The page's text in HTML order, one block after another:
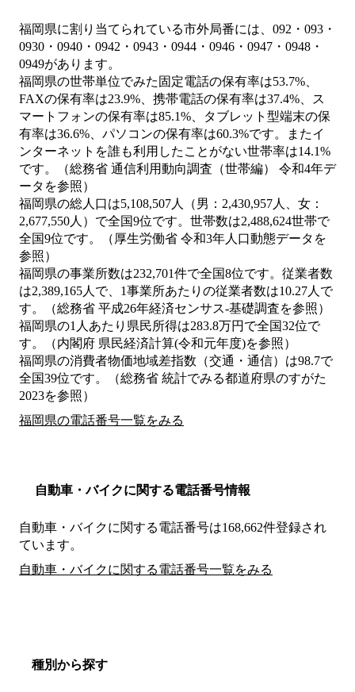
福岡県に割り当てられている市外局番には、092・093・
0930・0940・0942・0943・0944・0946・0947・0948・
0949があります。
福岡県の世帯単位でみた固定電話の保有率は53.7%、
FAXの保有率は23.9%、携帯電話の保有率は37.4%、ス
マートフォンの保有率は85.1%、タブレット型端末の保
有率は36.6%、パソコンの保有率は60.3%です。またイ
ンターネットを誰も利用したことがない世帯率は14.1%
です。（総務省 通信利用動向調査（世帯編） 令和4年デ
ータを参照）
福岡県の総人口は5,108,507人（男：2,430,957人、女：
2,677,550人）で全国9位です。世帯数は2,488,624世帯で
全国9位です。（厚生労働省 令和3年人口動態データを
参照）
福岡県の事業所数は232,701件で全国8位です。従業者数
は2,389,165人で、1事業所あたりの従業者数は10.27人で
す。（総務省 平成26年経済センサス‐基礎調査を参照）
福岡県の1人あたり県民所得は283.8万円で全国32位で
す。（内閣府 県民経済計算(令和元年度)を参照）
福岡県の消費者物価地域差指数（交通・通信）は98.7で
全国39位です。（総務省 統計でみる都道府県のすがた
2023を参照）
福岡県の電話番号一覧をみる
自動車・バイクに関する電話番号情報
自動車・バイクに関する電話番号は168,662件登録され
ています。
自動車・バイクに関する電話番号一覧をみる
種別から探す